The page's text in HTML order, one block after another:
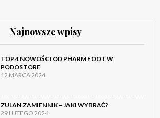
Najnowsze wpisy
TOP 4 NOWOŚCI OD PHARM FOOT W
PODOSTORE
12 MARCA 2024
ZULAN ZAMIENNIK – JAKI WYBRAĆ?
29 LUTEGO 2024